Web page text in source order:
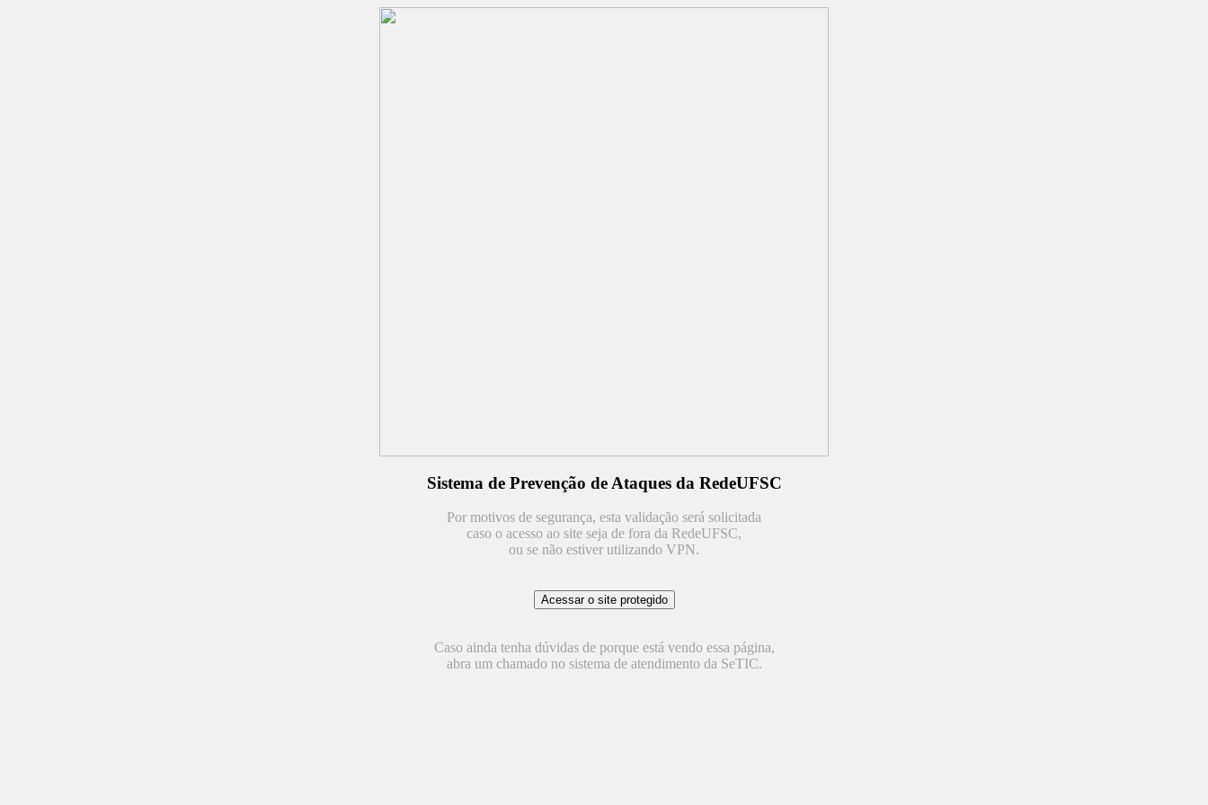
Sistema de Prevenção de Ataques da RedeUFSC
Por motivos de segurança, esta validação será solicitada
caso o acesso ao site seja de fora da RedeUFSC,
ou se não estiver utilizando VPN.
Caso ainda tenha dúvidas de porque está vendo essa página,
abra um chamado no sistema de atendimento da SeTIC.